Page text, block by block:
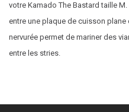
votre Kamado The Bastard taille M
entre une plaque de cuisson plane
nervurée permet de mariner des
entre les stries.